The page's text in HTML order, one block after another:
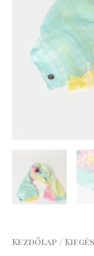
Kezdőlap /